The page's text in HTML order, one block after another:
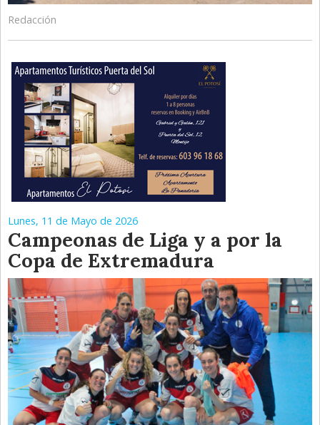
Redacción
Lunes, 11 de Mayo de 2026
Campeonas de Liga y a por la
Copa de Extremadura